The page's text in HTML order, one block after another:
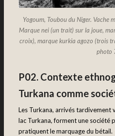
Yogoum, Toubou du Niger. Vache
Marque nei (un trait) sur la joue,
croix), marque kurkia agozo (trois
photo
P02. Contexte
Turkana comme
Les Turkana, arrivés tardivement
lac Turkana, forment une société
pratiquent le marquage du bétail.